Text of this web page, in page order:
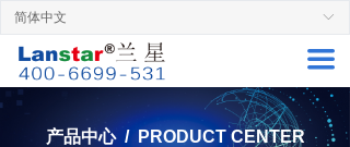
끀
首页
周界产品
解决方案
ꀅ
简体中文
产品中心 / PRODUCT CENTER